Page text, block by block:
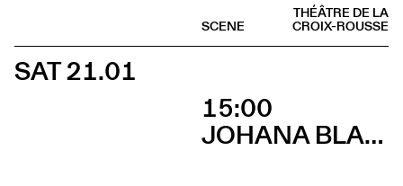
THÉÂTRE DE LA
CROIX-ROUSSE
SCENE
SAT 21.01
15:00
JOHANA BLANC